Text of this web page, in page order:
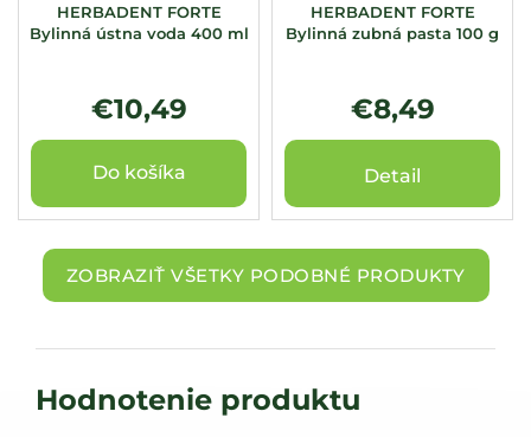
HERBADENT FORTE
Bylinná ústna voda 400 ml
€10,49
Do košíka
HERBADENT FORTE
Bylinná zubná pasta 100 g
€8,49
Detail
ZOBRAZIŤ VŠETKY PODOBNÉ PRODUKTY
Hodnotenie produktu